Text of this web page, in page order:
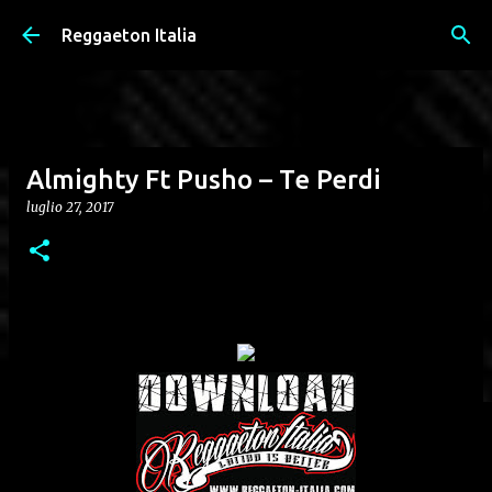
Passa ai contenuti principali
Reggaeton Italia
Almighty Ft Pusho – Te Perdi
luglio 27, 2017